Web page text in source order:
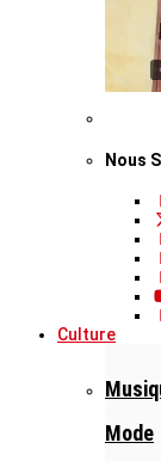
Nous
Culture
Mode